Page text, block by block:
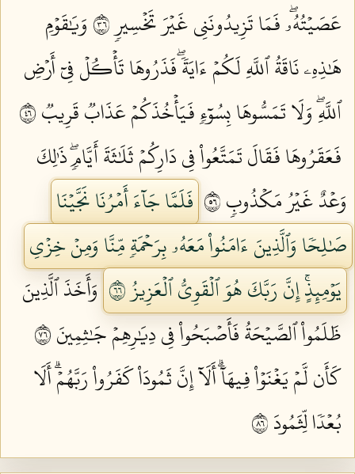
عَصَيۡتُهُۥۖ فَمَا تَزِيدُونَنِي غَيۡرَ تَخۡسِيرٖ ٦٣
وَيَٰقَوۡمِ
هَٰذِهِۦ نَاقَةُ ٱللَّهِ لَكُمۡ ءَايَةٗۖ فَذَرُوهَا تَأۡكُلۡ فِيٓ أَرۡضِ
ٱللَّهِۖ وَلَا تَمَسُّوهَا بِسُوٓءٖ فَيَأۡخُذَكُمۡ عَذَابٞ قَرِيبٞ ٦٤
فَعَقَرُوهَا فَقَالَ تَمَتَّعُواْ فِي دَارِكُمۡ ثَلَٰثَةَ أَيَّامٖۖ ذَٰلِكَ
وَعۡدٌ غَيۡرُ مَكۡذُوبٖ ٦٥
فَلَمَّا جَآءَ أَمۡرُنَا نَجَّيۡنَا
صَٰلِحٗا وَٱلَّذِينَ ءَامَنُواْ مَعَهُۥ بِرَحۡمَةٖ مِّنَّا وَمِنۡ خِزۡيِ
يَوۡمِئِذٍۚ إِنَّ رَبَّكَ هُوَ ٱلۡقَوِيُّ ٱلۡعَزِيزُ ٦٦
وَأَخَذَ ٱلَّذِينَ
ظَلَمُواْ ٱلصَّيۡحَةُ فَأَصۡبَحُواْ فِي دِيَٰرِهِمۡ جَٰثِمِينَ ٦٧
كَأَن لَّمۡ يَغۡنَوۡاْ فِيهَآۗ أَلَآ إِنَّ ثَمُودَاْ كَفَرُواْ رَبَّهُمۡۗ أَلَا
بُعۡدٗا لِّثَمُودَ ٦٨